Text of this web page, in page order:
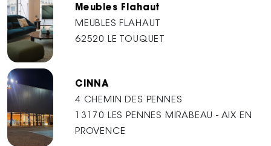
Meubles Flahaut
MEUBLES FLAHAUT
62520 LE TOUQUET
CINNA
4 CHEMIN DES PENNES
13170 LES PENNES MIRABEAU - AIX EN
PROVENCE